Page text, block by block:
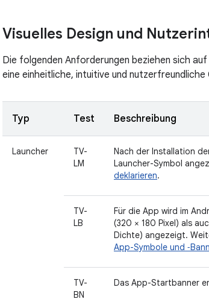
Visuelles Design und
Die folgenden Anforderungen beziehen sich
eine einheitliche, intuitive und
Typ Test Beschreibung
Launcher
TV-
LM
Nach der Installation
Launcher-Symbol
deklarieren.
TV-
LB
Für die App wird im
(320 × 180 Pixel) als
Dichte) angezeigt.
App-Symbole und
TV-
BN
Das App-Startbanner